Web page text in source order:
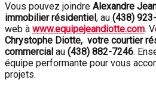
Vous pouvez joindre Alexandre
immobilier résidentiel, au (438)
web à www.equipejeandiotte.com.
Chrystophe Diotte, votre courtier
commercial au (438) 882-7246.
équipe performante pour vous
projets.